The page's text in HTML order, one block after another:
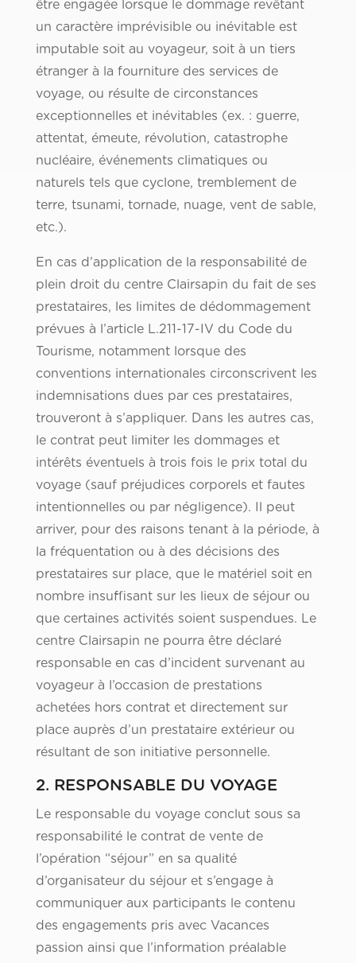
être engagée lorsque le dommage revêtant
un caractère imprévisible ou inévitable est
imputable soit au voyageur, soit à un tiers
étranger à la fourniture des services de
voyage, ou résulte de circonstances
exceptionnelles et inévitables (ex. : guerre,
attentat, émeute, révolution, catastrophe
nucléaire, événements climatiques ou
naturels tels que cyclone, tremblement de
terre, tsunami, tornade, nuage, vent de sable,
etc.).
En cas d’application de la responsabilité de
plein droit du centre Clairsapin du fait de ses
prestataires, les limites de dédommagement
prévues à l’article L.211-17-IV du Code du
Tourisme, notamment lorsque des
conventions internationales circonscrivent les
indemnisations dues par ces prestataires,
trouveront à s’appliquer. Dans les autres cas,
le contrat peut limiter les dommages et
intérêts éventuels à trois fois le prix total du
voyage (sauf préjudices corporels et fautes
intentionnelles ou par négligence). Il peut
arriver, pour des raisons tenant à la période, à
la fréquentation ou à des décisions des
prestataires sur place, que le matériel soit en
nombre insuffisant sur les lieux de séjour ou
que certaines activités soient suspendues. Le
centre Clairsapin ne pourra être déclaré
responsable en cas d’incident survenant au
voyageur à l’occasion de prestations
achetées hors contrat et directement sur
place auprès d’un prestataire extérieur ou
résultant de son initiative personnelle.
2. RESPONSABLE DU VOYAGE
Le responsable du voyage conclut sous sa
responsabilité le contrat de vente de
l’opération “séjour” en sa qualité
d’organisateur du séjour et s’engage à
communiquer aux participants le contenu
des engagements pris avec Vacances
passion ainsi que l’information préalable